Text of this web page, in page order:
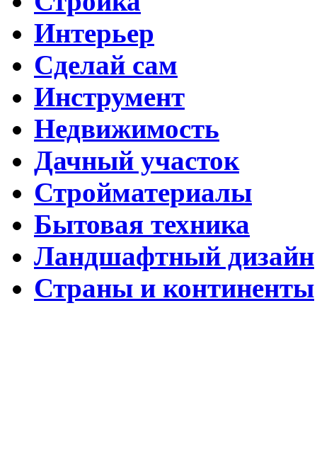
Интерьер
Сделай сам
Инструмент
Недвижимость
Дачный участок
Стройматериалы
Бытовая техника
Ландшафтный дизайн
Страны и континенты